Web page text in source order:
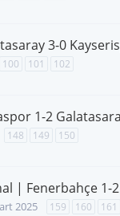
3-0
100 101 102
1-2
148 149 150
| Fenerbahçe
2025 159 160 161